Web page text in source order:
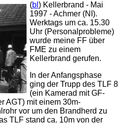
(bl ) Kellerbrand - Mai
1997 - Achmer (NI).
Werktags um ca. 15.30
Uhr (Personalprobleme)
wurde meine FF über
FME zu einem
Kellerbrand gerufen.
In der Anfangsphase
ging der Trupp des TLF 8
(ein Kamerad mit GF-
AGT) mit einem 30m-
vor um den Brandherd zu
TLF stand ca. 10m von der